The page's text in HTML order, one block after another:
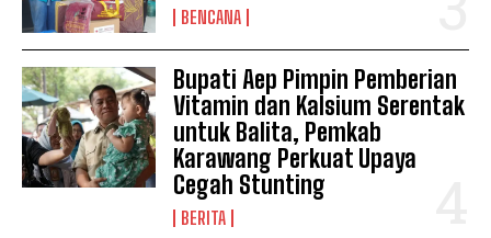
BENCANA
Bupati Aep Pimpin Pemberian
Vitamin dan Kalsium Serentak
untuk Balita, Pemkab
Karawang Perkuat Upaya
Cegah Stunting
BERITA